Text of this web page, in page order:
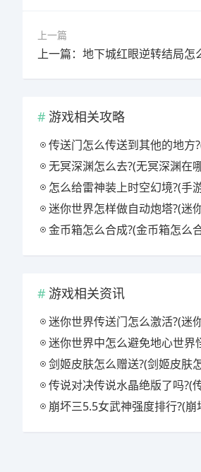
上一篇
游戏相关攻略
传送门怎么传送到其他的地方?(传
无冥深渊怎么去?(无冥深渊在
怎么给雷神装上时空幻境?(手游雷神皮肤时
迷你世界怎样做自动炮塔?(迷你世界怎
金币箱怎么合成?(金币箱怎么
游戏相关资讯
迷你世界传送门怎么激活?(迷你世界传送
迷你世界中怎么避免地心世界怪物烧伤自己?(迷
剑姬皮肤怎么赠送?(剑姬皮肤
传说对决传说水晶绝版了吗?(传
崩坏三5.5女武神强度排行?(崩坏